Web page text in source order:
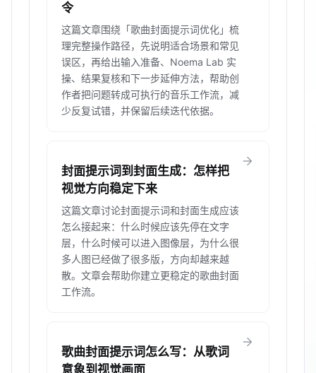
令
这篇文章围绕「歌曲封面提示词优化」梳
理完整操作路径，先说明适合场景和常见
误区，再给出输入准备、Noema Lab 实
操、结果复核和下一步延伸方法，帮助创
作者把问题转成可执行的音乐工作流，减
少反复试错，并保留后续迭代依据。
封面提示词到封面生成：怎样把
视觉方向稳定下来
这篇文章讨论封面提示词和封面生成应该
怎么接起来：什么时候应该先停在文字
层，什么时候可以进入图像层，为什么很
多人图已经做了很多版，方向却越来越
散。文章会帮助你建立更稳定的歌曲封面
工作流。
arrow_forward
歌曲封面提示词怎么写：从歌词
意象到视觉画面
arrow_forward